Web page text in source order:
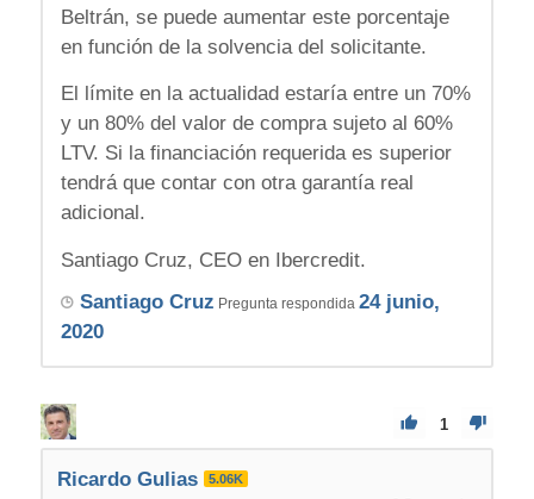
Beltrán, se puede aumentar este porcentaje
en función de la solvencia del solicitante.
El límite en la actualidad estaría entre un 70%
y un 80% del valor de compra sujeto al 60%
LTV. Si la financiación requerida es superior
tendrá que contar con otra garantía real
adicional.
Santiago Cruz, CEO en Ibercredit.
Santiago Cruz Pregunta respondida 24 junio,
2020
1
Ricardo Gulias 5.06K